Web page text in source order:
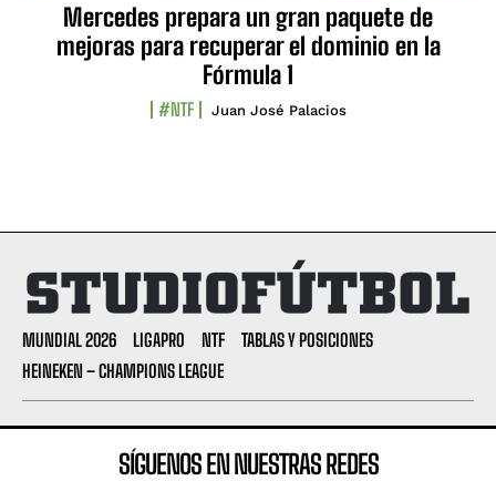
Mercedes prepara un gran paquete de
mejoras para recuperar el dominio en la
Fórmula 1
#NTF Juan José Palacios
MUNDIAL 2026 LIGAPRO NTF
TABLAS Y POSICIONES
HEINEKEN – CHAMPIONS LEAGUE
SÍGUENOS EN NUESTRAS REDES